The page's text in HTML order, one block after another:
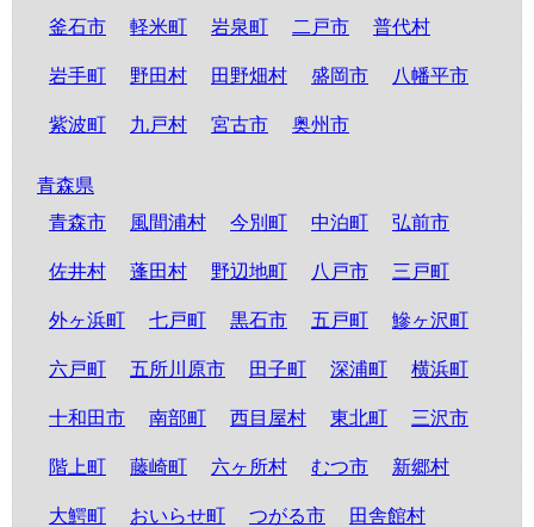
釜石市 軽米町 岩泉町 二戸市 普代村
岩手町 野田村 田野畑村 盛岡市 八幡平市
紫波町 九戸村 宮古市 奥州市
青森県
青森市
風間浦村 今別町 中泊町 弘前市
佐井村 蓬田村 野辺地町 八戸市 三戸町
外ヶ浜町 七戸町 黒石市 五戸町 鰺ヶ沢町
六戸町 五所川原市 田子町 深浦町 横浜町
十和田市 南部町 西目屋村 東北町 三沢市
階上町 藤崎町 六ヶ所村 むつ市 新郷村
大鰐町 おいらせ町 つがる市 田舎館村